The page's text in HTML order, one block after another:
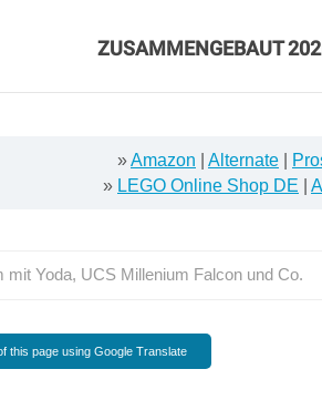
ZUSAMMENGEBAUT
»Amazon Alternate
» LEGO Online Shop DE
Yoda, UCS Millenium Falcon und Co.
this page using Google Translate